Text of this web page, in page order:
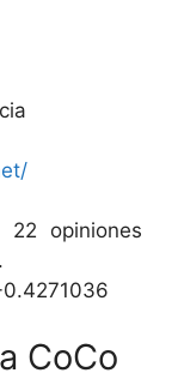
22 opiniones
CoCo